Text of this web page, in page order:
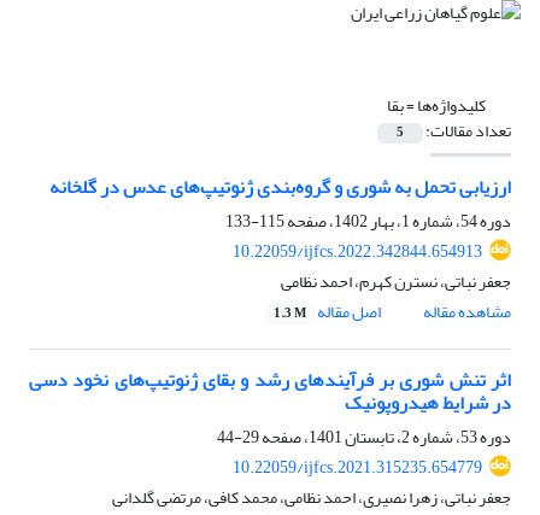
کلیدواژه‌ها =بقا
تعداد مقالات: 5
ارزیابی تحمل به شوری و گروه‌بندی ژنوتیپ‌های عدس در گلخانه
دوره 54، شماره 1، بهار 1402، صفحه
115-133
10.22059/ijfcs.2022.342844.654913
جعفر نباتی، نسترن کهرم، احمد نظامی
مشاهده مقاله
اصل مقاله 1.3 M
اثر تنش شوری بر فرآیندهای رشد و بقای ژنوتیپ‌های نخود دسی
در شرایط هیدروپونیک
دوره 53، شماره 2، تابستان 1401، صفحه
29-44
10.22059/ijfcs.2021.315235.654779
جعفر نباتی، زهرا نصیری، احمد نظامی، محمد کافی، مرتضی گلدانی